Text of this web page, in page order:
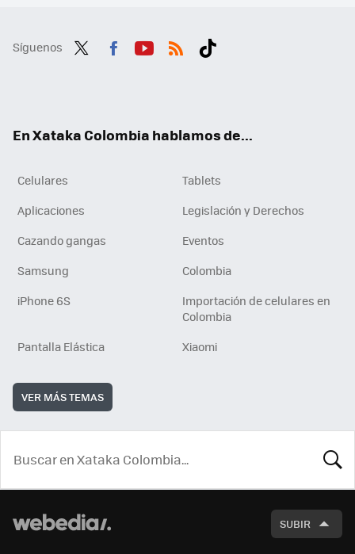
Síguenos
En Xataka Colombia hablamos de...
Celulares
Tablets
Aplicaciones
Legislación y Derechos
Cazando gangas
Eventos
Samsung
Colombia
iPhone 6S
Importación de celulares en
Colombia
Pantalla Elástica
Xiaomi
VER MÁS TEMAS
SUBIR